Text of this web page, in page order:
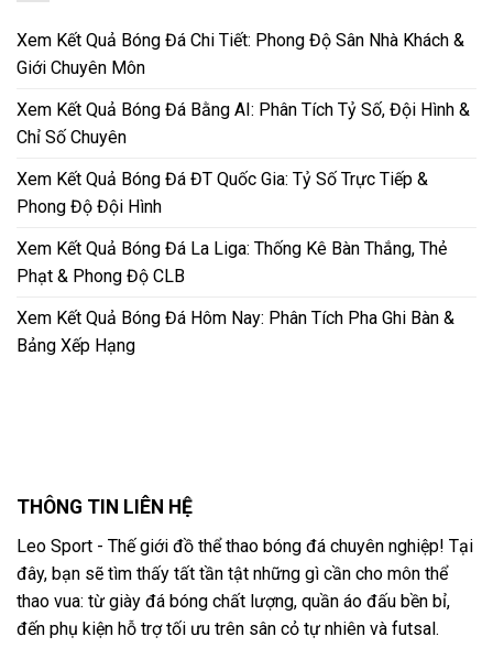
Xem Kết Quả Bóng Đá Chi Tiết: Phong Độ Sân Nhà Khách &
Giới Chuyên Môn
Xem Kết Quả Bóng Đá Bằng AI: Phân Tích Tỷ Số, Đội Hình &
Chỉ Số Chuyên
Xem Kết Quả Bóng Đá ĐT Quốc Gia: Tỷ Số Trực Tiếp &
Phong Độ Đội Hình
Xem Kết Quả Bóng Đá La Liga: Thống Kê Bàn Thắng, Thẻ
Phạt & Phong Độ CLB
Xem Kết Quả Bóng Đá Hôm Nay: Phân Tích Pha Ghi Bàn &
Bảng Xếp Hạng
THÔNG TIN LIÊN HỆ
Leo Sport - Thế giới đồ thể thao bóng đá chuyên nghiệp! Tại
đây, bạn sẽ tìm thấy tất tần tật những gì cần cho môn thể
thao vua: từ giày đá bóng chất lượng, quần áo đấu bền bỉ,
đến phụ kiện hỗ trợ tối ưu trên sân cỏ tự nhiên và futsal.